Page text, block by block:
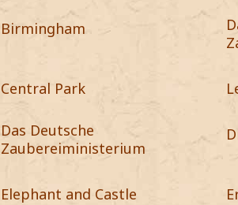
Birmingham
Central Park
Das Deutsche
Zaubereiministerium
Elephant and Castle